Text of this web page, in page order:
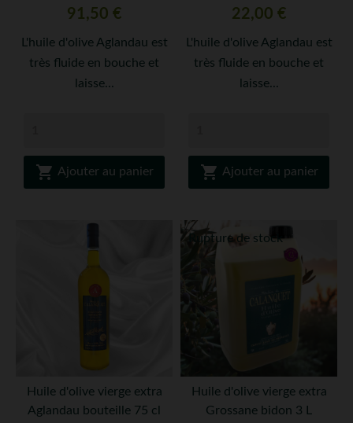
Prix
91,50 €
L'huile d'olive Aglandau est
très fluide en bouche et
laisse...
 Ajouter au panier
Prix
22,00 €
L'huile d'olive Aglandau est
très fluide en bouche et
laisse...
 Ajouter au panier
Huile d'olive vierge extra
Aglandau bouteille 75 cl
Huile d'olive vierge extra
Grossane bidon 3 L
Rupture de stock